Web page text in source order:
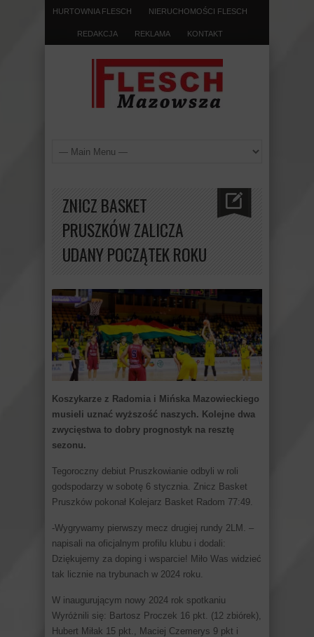
HURTOWNIA FLESCH NIERUCHOMOŚCI FLESCH
REDAKCJA REKLAMA KONTAKT
ZNICZ BASKET
PRUSZKÓW ZALICZA
UDANY POCZĄTEK ROKU
Koszykarze z Radomia i Mińska Mazowieckiego
musieli uznać wyższość naszych. Kolejne dwa
zwycięstwa to dobry prognostyk na resztę
sezonu.
Tegoroczny debiut Pruszkowianie odbyli w roli
godspodarzy w sobotę 6 stycznia. Znicz Basket
Pruszków pokonał Kolejarz Basket Radom 77:49.
-Wygrywamy pierwszy mecz drugiej rundy 2LM. –
napisali na oficjalnym profilu klubu i dodali:
Dziękujemy za doping i wsparcie! Miło Was widzieć
tak licznie na trybunach w 2024 roku.
W inaugurującym nowy 2024 rok spotkaniu
Wyróżnili się: Bartosz Proczek 16 pkt. (12 zbiórek),
Hubert Miłak 15 pkt., Maciej Czemerys 9 pkt i